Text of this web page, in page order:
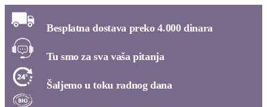
Besplatna dostava preko 4.000 dinara​
Tu smo za sva vaša pitanja​
Šaljemo u toku radnog dana​